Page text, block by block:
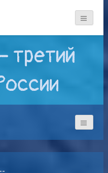
третий